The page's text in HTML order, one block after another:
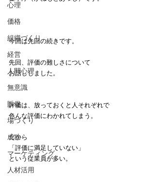
心理
価格
組織づくり
経営
人間心理
無意識
販促
場づくり
成功
マーケティング
人材活用
今回は先回の続きです。
先回、評価の難しさについて
お話ししました。
評価は、放っておくと人それぞれで
色んな評価にわかれてしまう。
だから
「評価に満足していない」
という従業員が多い。